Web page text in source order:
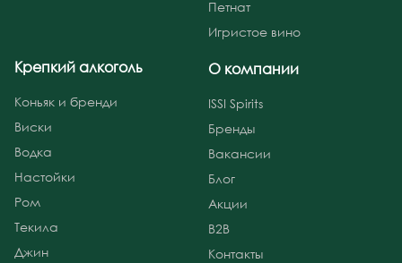
Петнат
Игристое вино
Крепкий алкоголь
Коньяк и бренди
Виски
Водка
Настойки
Ром
Текила
Джин
О компании
ISSI Spirits
Бренды
Вакансии
Блог
Акции
B2B
Контакты